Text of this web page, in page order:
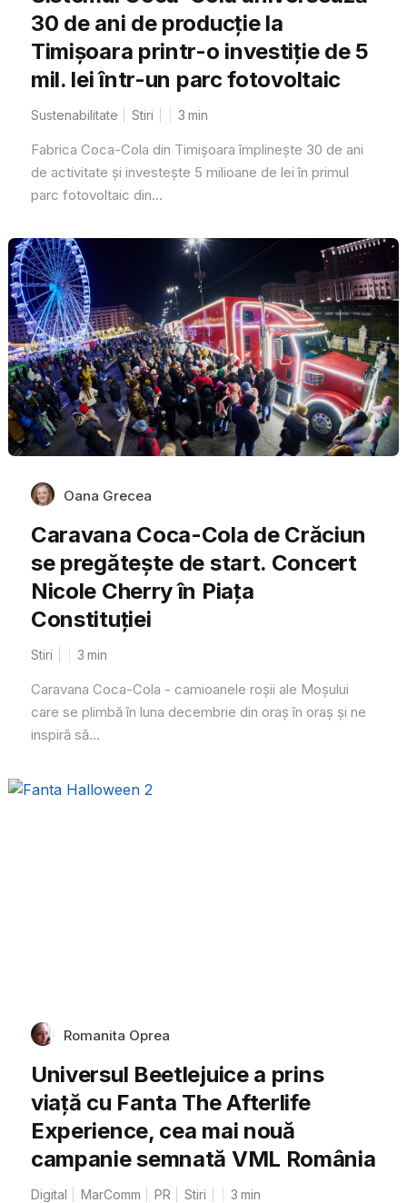
30 de ani de producție la
Timișoara printr-o investiție de 5
mil. lei într-un parc fotovoltaic
Sustenabilitate Stiri 3 min
Fabrica Coca-Cola din Timișoara împlinește 30 de ani
de activitate și investește 5 milioane de lei în primul
parc fotovoltaic din...
Oana Grecea
Caravana Coca-Cola de Crăciun
se pregătește de start. Concert
Nicole Cherry în Piața
Constituției
Stiri 3 min
Caravana Coca-Cola - camioanele roșii ale Moșului
care se plimbă în luna decembrie din oraș în oraș și ne
inspiră să...
Romanita Oprea
Universul Beetlejuice a prins
viață cu Fanta The Afterlife
Experience, cea mai nouă
campanie semnată VML România
Digital MarComm PR Stiri 3 min